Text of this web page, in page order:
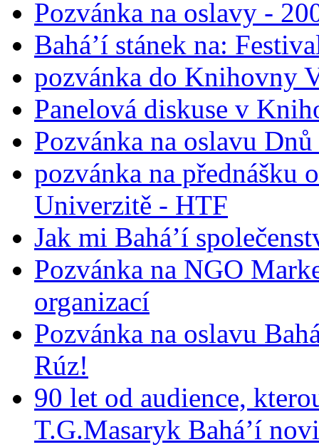
Pozvánka na oslavy -
Bahá’í stánek na:
pozvánka do Knihovny
Panelová diskuse v
Pozvánka na oslavu
pozvánka na přednášku
Univerzitě - HTF
Jak mi Bahá’í
Pozvánka na NGO
organizací
Pozvánka na oslavu
Rúz!
90 let od audience,
T.G.Masaryk Bahá’í